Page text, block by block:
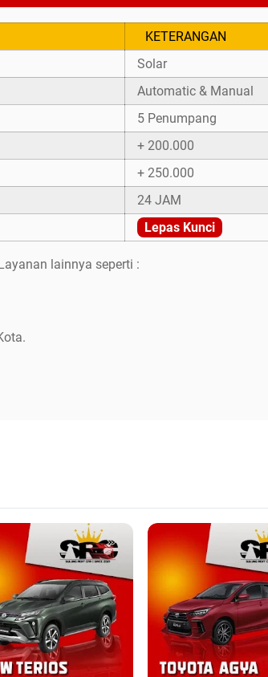
KETERANGAN
Solar
Automatic & Manual
5 Penumpang
+ 200.000
+ 250.000
24 JAM
Lepas Kunci
lainnya seperti :